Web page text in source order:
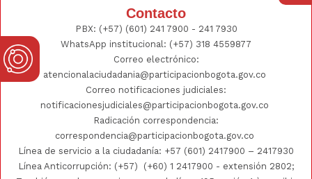
Contacto
PBX: (+57) (601) 241 7900 - 241 7930
WhatsApp institucional: (+57) 318 4559877
Correo electrónico:
atencionalaciudadania@participacionbogota.gov.co
Correo notificaciones judiciales:
notificacionesjudiciales@participacionbogota.gov.co
Radicación correspondencia:
correspondencia@participacionbogota.gov.co
Línea de servicio a la ciudadanía: +57 (601) 2417900 – 2417930
Línea Anticorrupción: (+57)
(+60) 1 2417900 - extensión 2802;